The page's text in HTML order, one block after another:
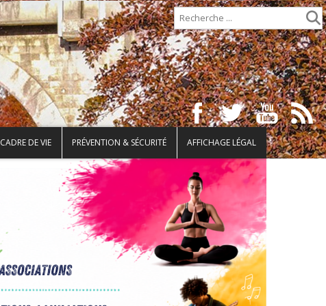
CADRE DE VIE PRÉVENTION & SÉCURITÉ AFFICHAGE LÉGAL